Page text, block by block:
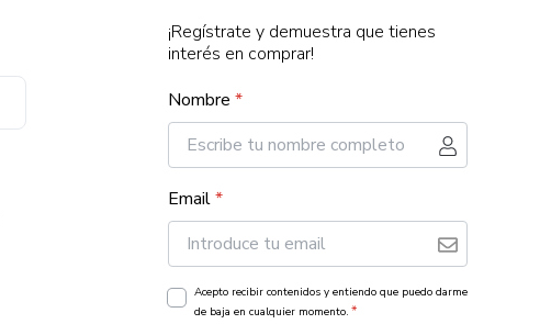
¡Regístrate y demuestra que tienes
interés en comprar!
Nombre *
Email*
Acepto recibir contenidos y entiendo que puedo darme
de baja en cualquier momento. *